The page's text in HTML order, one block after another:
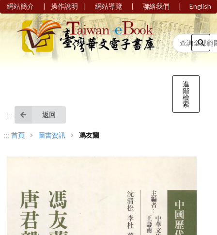
網站簡介 | 操作說明 | 網站導覽 | 聯絡我們 | English
進
階
檢
索
::: 返回
::: 首頁 圖書資訊 馮友蘭